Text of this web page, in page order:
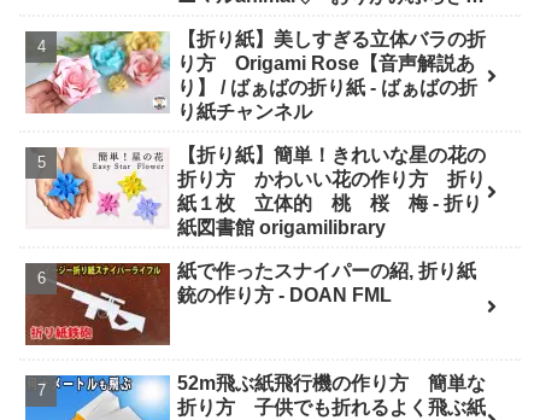
【折り紙】美しすぎる立体バラの折
り方 Origami Rose【音声解説あ
り】 / ばぁばの折り紙 - ばぁばの折
り紙チャンネル
【折り紙】簡単！きれいな星の花の
折り方 かわいい花の作り方 折り
紙１枚 立体的 桃 桜 梅 - 折り
紙図書館 origamilibrary
紙で作ったスナイパーの紹, 折り紙
銃の作り方 - DOAN FML
52m飛ぶ紙飛行機の作り方 簡単な
折り方 子供でも折れるよく飛ぶ紙